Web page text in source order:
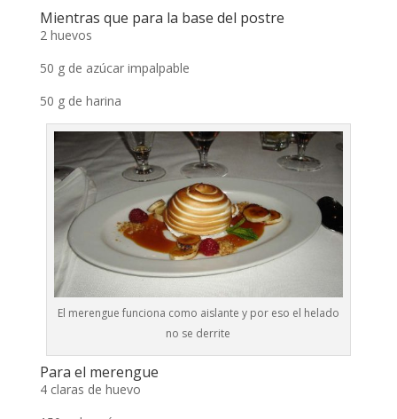
Mientras que para la base del postre
2 huevos
50 g de azúcar impalpable
50 g de harina
El merengue funciona como aislante y por eso el helado
no se derrite
Para el merengue
4 claras de huevo